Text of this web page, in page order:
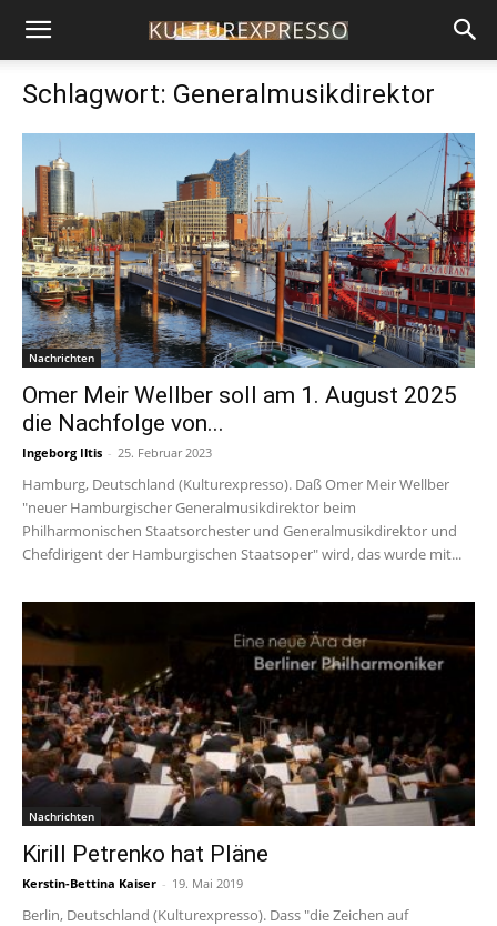
Schlagwort: Generalmusikdirektor
Nachrichten
Omer Meir Wellber soll am 1. August 2025
die Nachfolge von...
Ingeborg Iltis - 25. Februar 2023
Hamburg, Deutschland (Kulturexpresso). Daß Omer Meir Wellber
"neuer Hamburgischer Generalmusikdirektor beim
Philharmonischen Staatsorchester und Generalmusikdirektor und
Chefdirigent der Hamburgischen Staatsoper" wird, das wurde mit...
Nachrichten
Kirill Petrenko hat Pläne
Kerstin-Bettina Kaiser - 19. Mai 2019
Berlin, Deutschland (Kulturexpresso). Dass "die Zeichen auf